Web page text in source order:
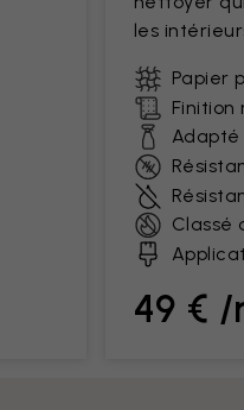
les
Papier
Classé
49 € /